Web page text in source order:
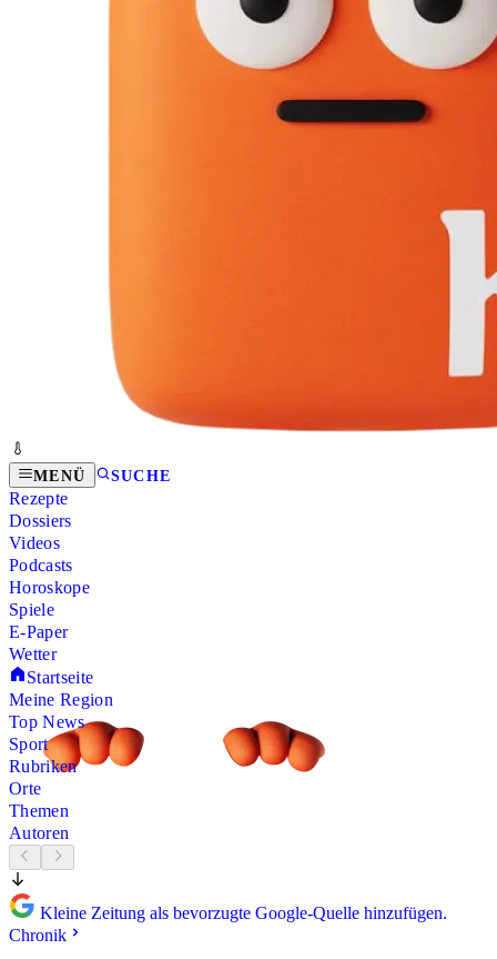
MENÜ SUCHE
Rezepte
Dossiers
Videos
Podcasts
Horoskope
Spiele
E-Paper
Wetter
Startseite
Meine Region
Top News
Sport
Rubriken
Orte
Themen
Autoren
Kleine Zeitung als bevorzugte Google-Quelle hinzufügen.
Chronik